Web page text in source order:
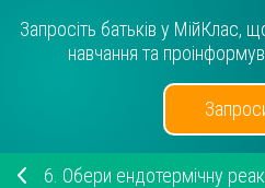
Запросіть батьків у МійКлас,
навчання та
6. Обери ендотермічну